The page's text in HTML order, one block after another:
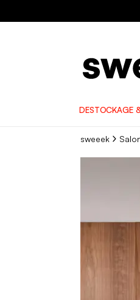
DESTOCKAGE
sweeek